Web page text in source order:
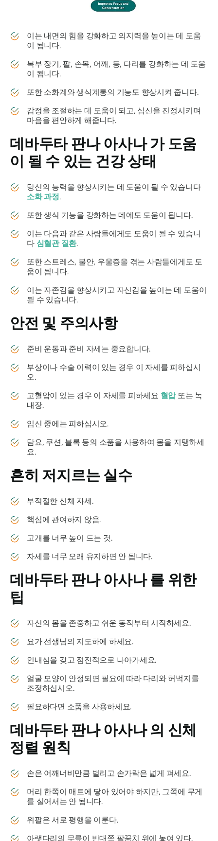
이는 내면의 힘을 강화하고 의지력을 높이는 데 도움
이 됩니다.
복부 장기, 팔, 손목, 어깨, 등, 다리를 강화하는 데 도움
이 됩니다.
또한 소화계와 생식계통의 기능도 향상시켜 줍니다.
감정을 조절하는 데 도움이 되고, 심신을 진정시키며
마음을 편안하게 해줍니다.
데바두타 판나 아사나가 도움
이 될 수 있는 건강 상태
당신의 능력을 향상시키는 데 도움이 될 수 있습니다
소화 과정.
또한 생식 기능을 강화하는 데에도 도움이 됩니다.
이는 다음과 같은 사람들에게도 도움이 될 수 있습니
다 심혈관 질환.
또한 스트레스, 불안, 우울증을 겪는 사람들에게도 도
움이 됩니다.
이는 자존감을 향상시키고 자신감을 높이는 데 도움이
될 수 있습니다.
안전 및 주의사항
준비 운동과 준비 자세는 중요합니다.
부상이나 수술 이력이 있는 경우 이 자세를 피하십시
오.
고혈압이 있는 경우 이 자세를 피하세요 혈압또는 녹
내장.
임신 중에는 피하십시오.
담요, 쿠션, 블록 등의 소품을 사용하여 몸을 지탱하세
요.
흔히 저지르는 실수
부적절한 신체 자세.
핵심에 관여하지 않음.
고개를 너무 높이 드는 것.
자세를 너무 오래 유지하면 안 됩니다.
데바두타 판나 아사나를 위한
팁
자신의 몸을 존중하고 쉬운 동작부터 시작하세요.
요가 선생님의 지도하에 하세요.
인내심을 갖고 점진적으로 나아가세요.
얼굴 모양이 안정되면 필요에 따라 다리와 허벅지를
조정하십시오.
필요하다면 소품을 사용하세요.
데바두타 판나 아사나의 신체
정렬 원칙
손은 어깨너비만큼 벌리고 손가락은 넓게 펴세요.
머리 한쪽이 매트에 닿아 있어야 하지만, 그쪽에 무게
를 실어서는 안 됩니다.
위팔은 서로 평행을 이룬다.
아랫다리의 무릎이 반대쪽 팔꿈치 위에 놓여 있다.